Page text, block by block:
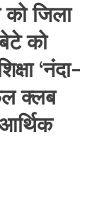
को जिला
को
‘नंदा-
क्लब